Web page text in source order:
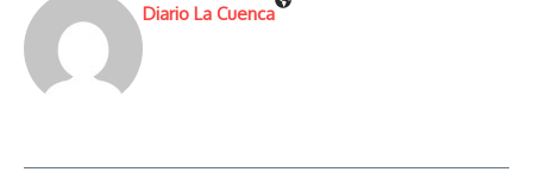
Diario La Cuenca